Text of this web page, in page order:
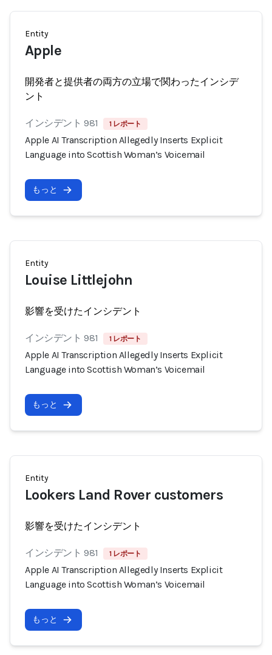
Entity
Apple
開発者と提供者の両方の立場で関わったインシデ
ント
インシデント 981 1 レポート
Apple AI Transcription Allegedly Inserts Explicit
Language into Scottish Woman’s Voicemail
もっと
Entity
Louise Littlejohn
影響を受けたインシデント
インシデント 981 1 レポート
Apple AI Transcription Allegedly Inserts Explicit
Language into Scottish Woman’s Voicemail
もっと
Entity
Lookers Land Rover customers
影響を受けたインシデント
インシデント 981 1 レポート
Apple AI Transcription Allegedly Inserts Explicit
Language into Scottish Woman’s Voicemail
もっと